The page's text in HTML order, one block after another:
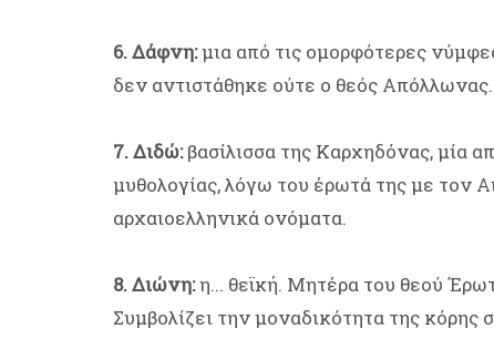
6. Δάφνη:μια από τις ομορφότερες
δεν αντιστάθηκε ούτε ο θεός
7. Διδώ:βασίλισσα της Καρχηδόνας, μία
μυθολογίας, λόγω του έρωτά της με τον
αρχαιοελληνικά ονόματα.
8. Διώνη:η... θεϊκή. Μητέρα του θεού
Συμβολίζει την μοναδικότητα της κόρης